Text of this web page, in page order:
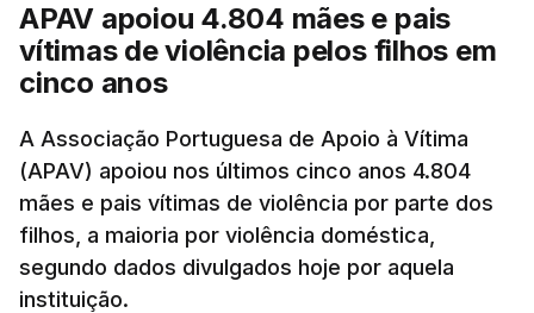
APAV apoiou 4.804 mães e pais
vítimas de violência pelos filhos em
cinco anos
A Associação Portuguesa de Apoio à Vítima
(APAV) apoiou nos últimos cinco anos 4.804
mães e pais vítimas de violência por parte dos
filhos, a maioria por violência doméstica,
segundo dados divulgados hoje por aquela
instituição.